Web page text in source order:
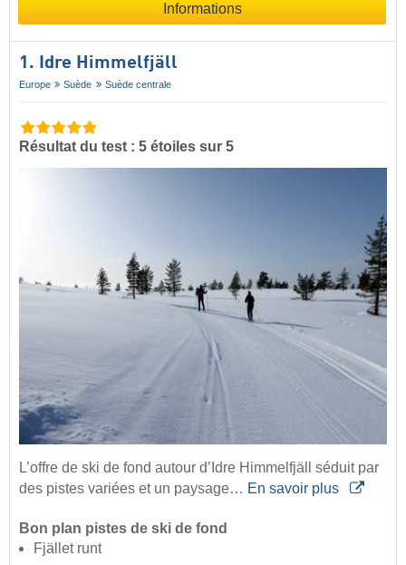
Informations
1. Idre Himmelfjäll
Europe Suède Suède centrale
Résultat du test : 5 étoiles sur 5
L’offre de ski de fond autour d’Idre Himmelfjäll séduit par
des pistes variées et un paysage… En savoir plus
Bon plan pistes de ski de fond
Fjället runt